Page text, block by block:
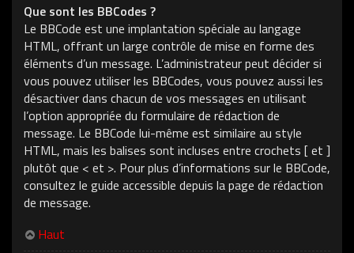
Que sont les BBCodes ?
Le BBCode est une implantation spéciale au langage
HTML, offrant un large contrôle de mise en forme des
éléments d’un message. L’administrateur peut décider si
vous pouvez utiliser les BBCodes, vous pouvez aussi les
désactiver dans chacun de vos messages en utilisant
l’option appropriée du formulaire de rédaction de
message. Le BBCode lui-même est similaire au style
HTML, mais les balises sont incluses entre crochets [ et ]
plutôt que < et >. Pour plus d’informations sur le BBCode,
consultez le guide accessible depuis la page de rédaction
de message.
Haut